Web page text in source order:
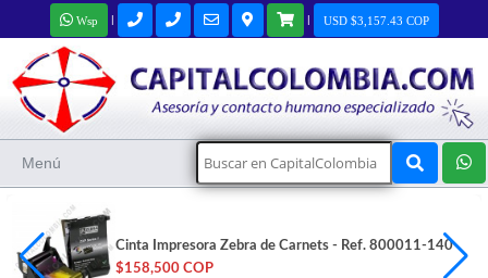
Wsp | | USD $3,157.43 COP
Menú
Cinta Impresora Zebra de Carnets - Ref. 800011-140
$158,500 COP